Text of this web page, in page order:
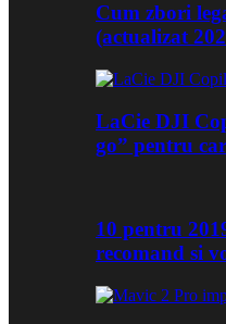
Cum zbori
(actualizat
LaCie DJI
go” pentru
10 pentru
recomand si